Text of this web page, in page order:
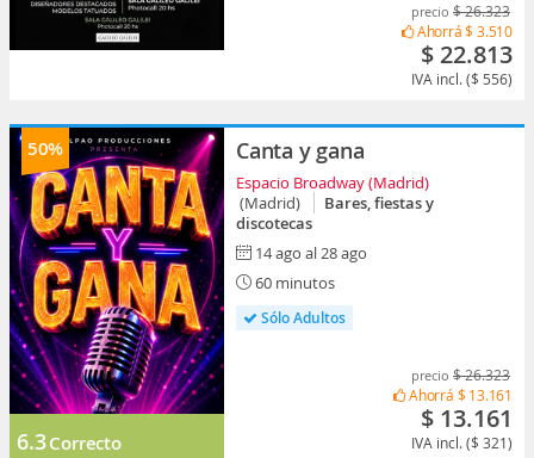
precio $ 26.323
Ahorrá$ 3.510
$ 22.813
IVA incl. ($ 556)
50%
6.3Correcto
Canta y gana
Espacio Broadway (Madrid)
(Madrid)
Bares, fiestas y
discotecas
14 ago al 28 ago
60 minutos
Sólo Adultos
precio $ 26.323
Ahorrá $ 13.161
$ 13.161
IVA incl. ($ 321)